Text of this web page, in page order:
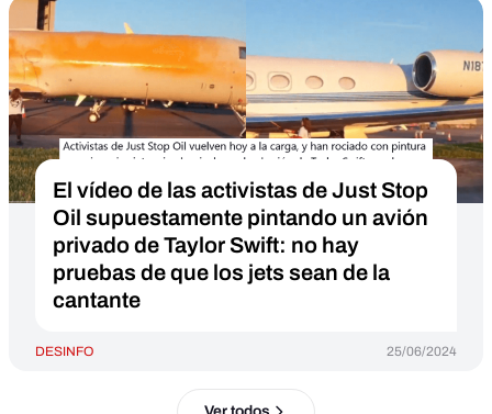
El vídeo de las activistas de Just Stop
Oil supuestamente pintando un avión
privado de Taylor Swift: no hay
pruebas de que los jets sean de la
cantante
DESINFO 25/06/2024